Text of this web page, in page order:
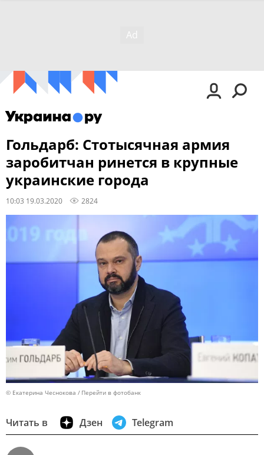
Гольдарб: Стотысячная армия
заробитчан ринется в крупные
украинские города
10:03 19.03.2020 2824
© Екатерина Чеснокова Перейти в фотобанк
Читать в Дзен Telegram